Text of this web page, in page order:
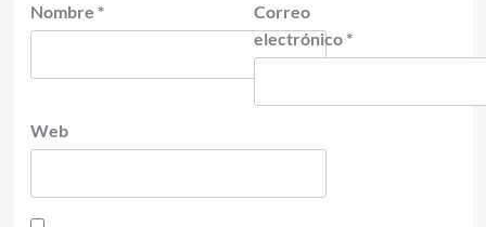
Nombre *
Correo
electrónico *
Web